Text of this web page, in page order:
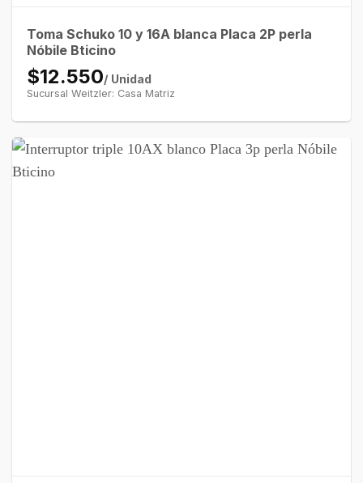
Toma Schuko 10 y 16A blanca Placa 2P perla
Nóbile Bticino
$12.550/ Unidad
Sucursal Weitzler: Casa Matriz